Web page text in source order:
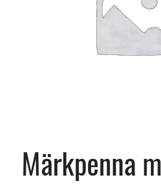
Märkpenna